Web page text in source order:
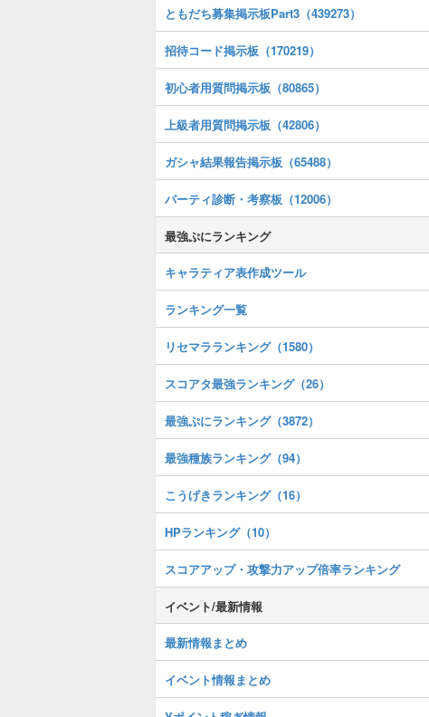
ともだち募集掲示板Part3（439273）
招待コード掲示板（170219）
初心者用質問掲示板（80865）
上級者用質問掲示板（42806）
ガシャ結果報告掲示板（65488）
パーティ診断・考察板（12006）
最強ぷにランキング
キャラティア表作成ツール
ランキング一覧
リセマラランキング（1580）
スコアタ最強ランキング（26）
最強ぷにランキング（3872）
最強種族ランキング（94）
こうげきランキング（16）
HPランキング（10）
スコアアップ・攻撃力アップ倍率ランキング
イベント/最新情報
最新情報まとめ
イベント情報まとめ